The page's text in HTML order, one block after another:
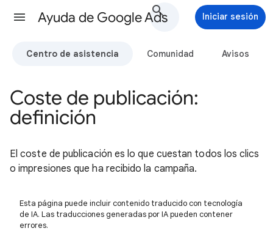
Ayuda de Google Ads Iniciar sesión
Centro de asistencia Comunidad Avisos
Coste de publicación:
definición
El coste de publicación es lo que cuestan todos los clics
o impresiones que ha recibido la campaña.
Esta página puede incluir contenido traducido con tecnología
de IA. Las traducciones generadas por IA pueden contener
errores.